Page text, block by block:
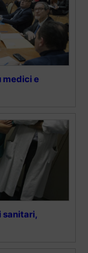
medici e
sanitari,